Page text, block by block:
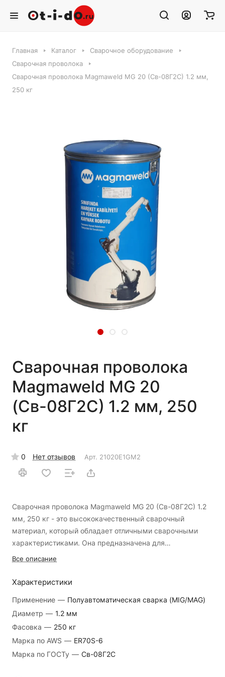
Главная Каталог
Сварочное оборудование
Сварочная проволока
Сварочная проволока Magmaweld MG 20 (Св-08Г2С) 1.2 мм,
250 кг
Сварочная проволока
Magmaweld MG 20
(Св-08Г2С) 1.2 мм, 250
кг
0 Нет отзывов Арт. 21020E1GM2
Сварочная проволока Magmaweld MG 20 (Св-08Г2С) 1.2
мм, 250 кг - это высококачественный сварочный
материал, который обладает отличными сварочными
характеристиками. Она предназначена для
использования в различных отраслях промышленности,
соединение. Сварочная проволока Magmaweld MG 20
металлургической промышленности, машиностроении,
автомобильном производстве, судостроении, а также в
строительстве и ремонте различных металлических
конструкций. Благодаря своей надежности и прочности,
сварочная проволока Magmaweld MG 20 (Св-08Г2С) 1.2
Все описание
Характеристики
Применение — Полуавтоматическая сварка (MIG/MAG)
Диаметр — 1.2 мм
Фасовка — 250 кг
Марка по AWS — ER70S-6
Марка по ГОСТу — Св-08Г2С